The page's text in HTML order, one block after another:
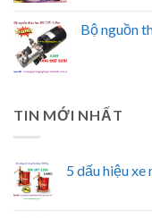
Bộ nguồn
TIN MỚI NHẤT
5 dấu hiệu xe